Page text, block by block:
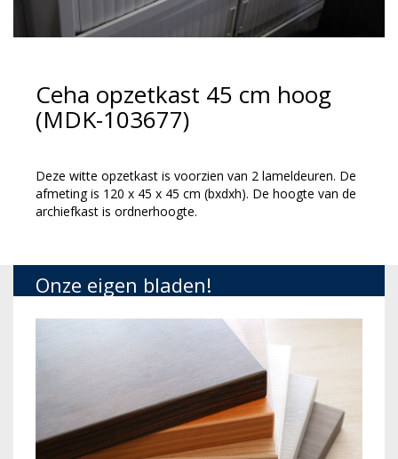
Ceha opzetkast 45 cm hoog
(MDK-103677)
Deze witte opzetkast is voorzien van 2 lameldeuren. De
afmeting is 120 x 45 x 45 cm (bxdxh). De hoogte van de
archiefkast is ordnerhoogte.
Onze eigen bladen!